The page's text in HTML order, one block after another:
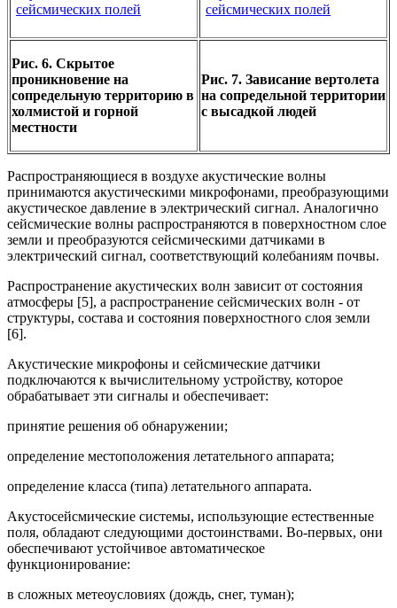
Рис. 6. Скрытое
проникновение на
сопредельную территорию в
холмистой и горной
местности
Рис. 7. Зависание вертолета
на сопредельной территории
с высадкой людей
Распространяющиеся в воздухе акустические волны
принимаются акустическими микрофонами, преобразующими
акустическое давление в электрический сигнал. Аналогично
сейсмические волны распространяются в поверхностном слое
земли и преобразуются сейсмическими датчиками в
электрический сигнал, соответствующий колебаниям почвы.
Распространение акустических волн зависит от состояния
атмосферы [5], а распространение сейсмических волн - от
структуры, состава и состояния поверхностного слоя земли
[6].
Акустические микрофоны и сейсмические датчики
подключаются к вычислительному устройству, которое
обрабатывает эти сигналы и обеспечивает:
принятие решения об обнаружении;
определение местоположения летательного аппарата;
определение класса (типа) летательного аппарата.
Акустосейсмические системы, использующие естественные
поля, обладают следующими достоинствами. Во-первых, они
обеспечивают устойчивое автоматическое
функционирование:
в сложных метеоусловиях (дождь, снег, туман);